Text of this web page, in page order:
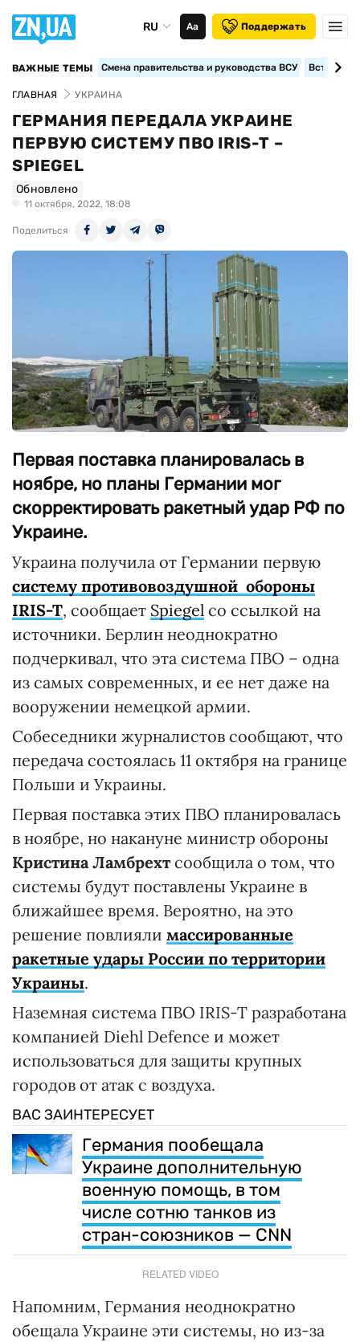
RU Аа Поддержать
ВАЖНЫЕ ТЕМЫ Смена правительства и руководства ВСУ
ГЛАВНАЯ УКРАИНА
ГЕРМАНИЯ ПЕРЕДАЛА УКРАИНЕ
ПЕРВУЮ СИСТЕМУ ПВО IRIS-T –
SPIEGEL
Обновлено
11 октября, 2022, 18:08
Поделиться
Первая поставка планировалась в
ноябре, но планы Германии мог
скорректировать ракетный удар РФ по
Украине.
Украина получила от Германии первую
систему противовоздушной обороны
IRIS-T, сообщает Spiegel со ссылкой на
источники. Берлин неоднократно
подчеркивал, что эта система ПВО – одна
из самых современных, и ее нет даже на
вооружении немецкой армии.
Собеседники журналистов сообщают, что
передача состоялась 11 октября на границе
Польши и Украины.
Первая поставка этих ПВО планировалась
в ноябре, но накануне министр обороны
Кристина Ламбрехтсообщила о том, что
системы будут поставлены Украине в
ближайшее время. Вероятно, на это
решение повлияли массированные
ракетные удары России по территории
Украины.
Наземная система ПВО IRIS-T разработана
компанией Diehl Defence и может
использоваться для защиты крупных
городов от атак с воздуха.
ВАС ЗАИНТЕРЕСУЕТ
Германия пообещала
Украине дополнительную
военную помощь, в том
числе сотню танков из
стран-союзников — CNN
RELATED VIDEO
Напомним, Германия неоднократно
обещала Украине эти системы, но из-за